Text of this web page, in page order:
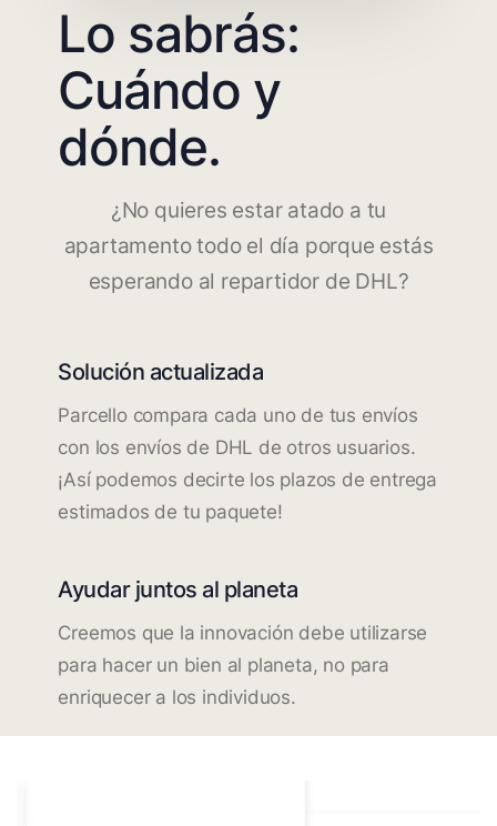
Lo sabrás:
Cuándo y
dónde.
¿No quieres estar atado a tu
apartamento todo el día porque estás
esperando al repartidor de DHL?
Solución actualizada
Parcello compara cada uno de tus envíos
con los envíos de DHL de otros usuarios.
¡Así podemos decirte los plazos de entrega
estimados de tu paquete!
Ayudar juntos al planeta
Creemos que la innovación debe utilizarse
para hacer un bien al planeta, no para
enriquecer a los individuos.